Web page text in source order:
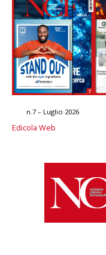
n.7 – Luglio 2026
Edicola Web